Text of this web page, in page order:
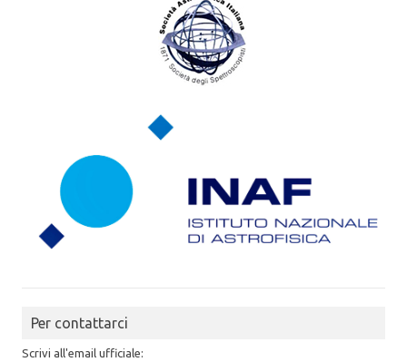
Per contattarci
Scrivi all'email ufficiale: